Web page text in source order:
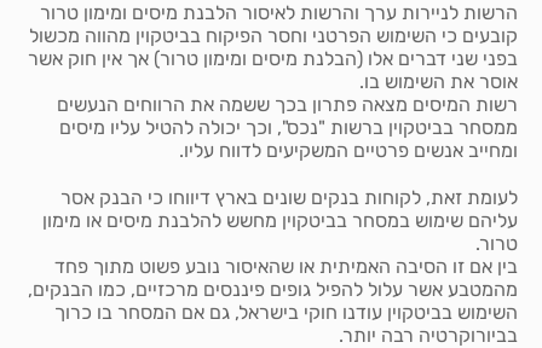
הרשות לניירות ערך והרשות לאיסור הלבנת מיסים ומימון טרור
קובעים כי השימוש הפרטני וחסר הפיקוח בביטקוין מהווה מכשול
בפני שני דברים אלו (הבלנת מיסים ומימון טרור) אך אין חוק אשר
אוסר את השימוש בו.
רשות המיסים מצאה פתרון בכך ששמה את הרווחים הנעשים
ממסחר בביטקוין ברשות "נכס", וכך יכולה להטיל עליו מיסים
ומחייב אנשים פרטיים המשקיעים לדווח עליו.
לעומת זאת, לקוחות בנקים שונים בארץ דיווחו כי הבנק אסר
עליהם שימוש במסחר בביטקוין מחשש להלבנת מיסים או מימון
טרור.
בין אם זו הסיבה האמיתית או שהאיסור נובע פשוט מתוך פחד
מהמטבע אשר עלול להפיל גופים פיננסים מרכזיים, כמו הבנקים,
השימוש בביטקוין עודנו חוקי בישראל, גם אם המסחר בו כרוך
בביורוקרטיה רבה יותר.